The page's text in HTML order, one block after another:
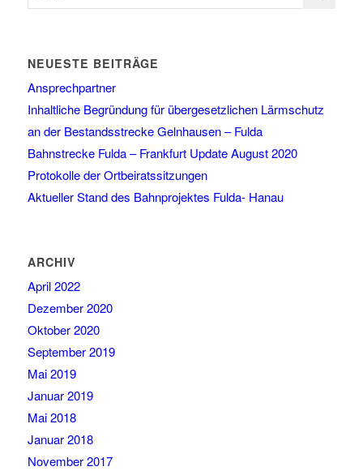
NEUESTE BEITRÄGE
Ansprechpartner
Inhaltliche Begründung für übergesetzlichen Lärmschutz
an der Bestandsstrecke Gelnhausen – Fulda
Bahnstrecke Fulda – Frankfurt Update August 2020
Protokolle der Ortbeiratssitzungen
Aktueller Stand des Bahnprojektes Fulda- Hanau
ARCHIV
April 2022
Dezember 2020
Oktober 2020
September 2019
Mai 2019
Januar 2019
Mai 2018
Januar 2018
November 2017